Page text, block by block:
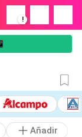
!
Añadir